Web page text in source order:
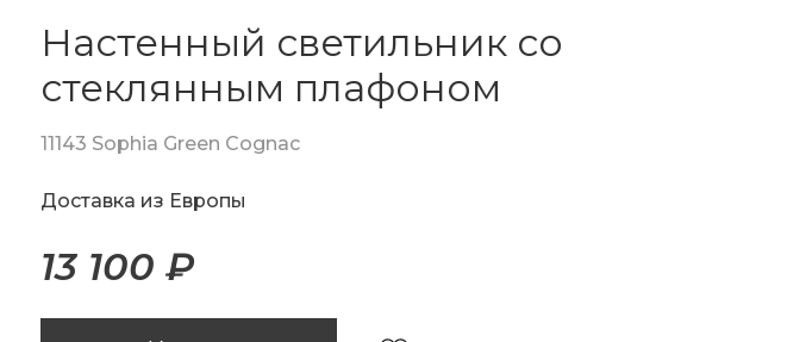
Настенный светильник со
стеклянным плафоном
11143 Sophia Green Cognac
Доставка из Европы
13 100 ₽